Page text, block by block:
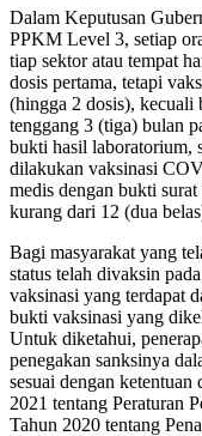
Dalam Keputusan
PPKM Level 3, setiap
tiap sektor atau tempat
dosis pertama, tetapi
(hingga 2 dosis), kecuali
tenggang 3 (tiga) bulan
bukti hasil laboratorium,
dilakukan vaksinasi
medis dengan bukti
kurang dari 12 (dua
Bagi masyarakat yang
status telah divaksin
vaksinasi yang terdapat
bukti vaksinasi yang
Untuk diketahui,
penegakan sanksinya
sesuai dengan
2021 tentang Peraturan
Tahun 2020 tentang